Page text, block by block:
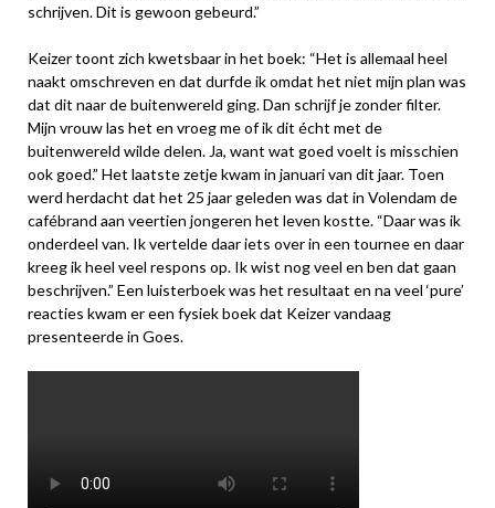
schrijven. Dit is gewoon gebeurd.”
Keizer toont zich kwetsbaar in het boek: “Het is allemaal heel
naakt omschreven en dat durfde ik omdat het niet mijn plan was
dat dit naar de buitenwereld ging. Dan schrijf je zonder filter.
Mijn vrouw las het en vroeg me of ik dit écht met de
buitenwereld wilde delen. Ja, want wat goed voelt is misschien
ook goed.” Het laatste zetje kwam in januari van dit jaar. Toen
werd herdacht dat het 25 jaar geleden was dat in Volendam de
cafébrand aan veertien jongeren het leven kostte. “Daar was ik
onderdeel van. Ik vertelde daar iets over in een tournee en daar
kreeg ik heel veel respons op. Ik wist nog veel en ben dat gaan
beschrijven.” Een luisterboek was het resultaat en na veel ‘pure’
reacties kwam er een fysiek boek dat Keizer vandaag
presenteerde in Goes.